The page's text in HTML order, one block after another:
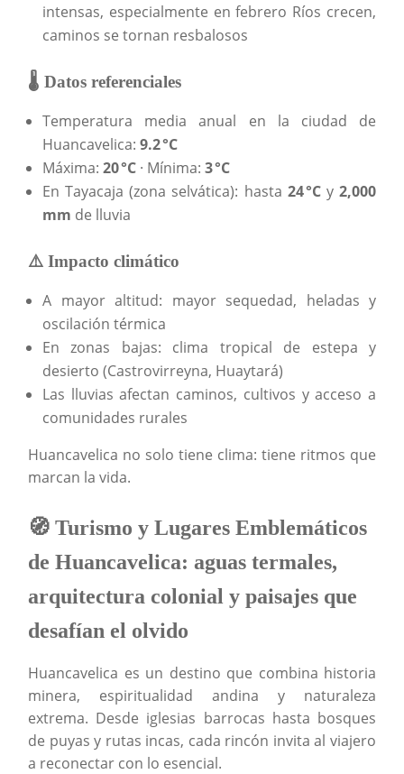
intensas, especialmente en febrero Ríos crecen,
caminos se tornan resbalosos
🌡️ Datos referenciales
Temperatura media anual en la ciudad de
Huancavelica: 9.2 °C
Máxima: 20 °C · Mínima: 3 °C
En Tayacaja (zona selvática): hasta 24 °Cy2,000
mm de lluvia
⚠️ Impacto climático
A mayor altitud: mayor sequedad, heladas y
oscilación térmica
En zonas bajas: clima tropical de estepa y
desierto (Castrovirreyna, Huaytará)
Las lluvias afectan caminos, cultivos y acceso a
comunidades rurales
Huancavelica no solo tiene clima: tiene ritmos que
marcan la vida.
🧭 Turismo y Lugares Emblemáticos
de Huancavelica: aguas termales,
arquitectura colonial y paisajes que
desafían el olvido
Huancavelica es un destino que combina historia
minera, espiritualidad andina y naturaleza
extrema. Desde iglesias barrocas hasta bosques
de puyas y rutas incas, cada rincón invita al viajero
a reconectar con lo esencial.